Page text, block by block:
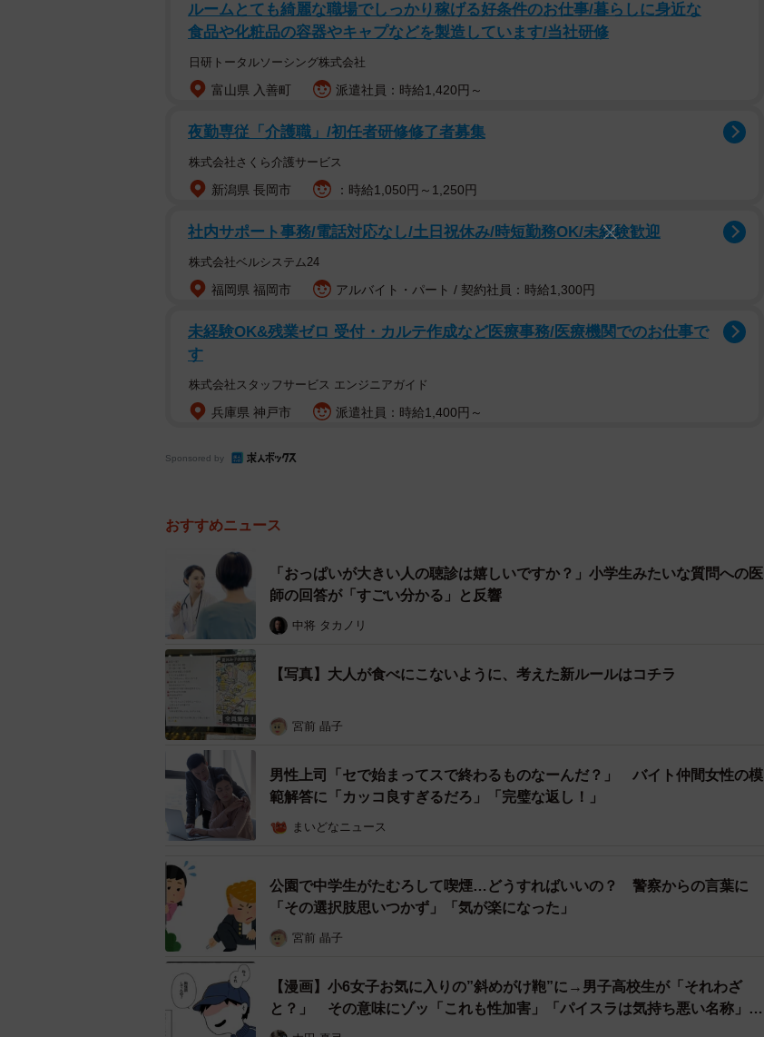
ルームとても綺麗な職場でしっかり稼げる好条件のお仕事/暮らしに身近な
食品や化粧品の容器やキャプなどを製造しています/当社研修
日研トータルソーシング株式会社
富山県 入善町 派遣社員：時給1,420円～
夜勤専従「介護職」/初任者研修修了者募集
株式会社さくら介護サービス
新潟県 長岡市 ：時給1,050円～1,250円
社内サポート事務/電話対応なし/土日祝休み/時短勤務OK/未経験歓迎
株式会社ベルシステム24
福岡県 福岡市 アルバイト・パート / 契約社員：時給1,300円
未経験OK&残業ゼロ 受付・カルテ作成など医療事務/医療機関でのお仕事で
す
株式会社スタッフサービス エンジニアガイド
兵庫県 神戸市 派遣社員：時給1,400円～
Sponsored by
おすすめニュース
「おっぱいが大きい人の聴診は嬉しいですか？」小学生みたいな質問への医
師の回答が「すごい分かる」と反響
中将 タカノリ
【写真】大人が食べにこないように、考えた新ルールはコチラ
宮前 晶子
男性上司「セで始まってスで終わるものなーんだ？」 バイト仲間女性の模
範解答に「カッコ良すぎるだろ」「完璧な返し！」
まいどなニュース
公園で中学生がたむろして喫煙…どうすればいいの？ 警察からの言葉に
「その選択肢思いつかず」「気が楽になった」
宮前 晶子
【漫画】小6女子お気に入りの”斜めがけ鞄”に→男子高校生が「それわざ
と？」 その意味にゾッ「これも性加害」「パイスラは気持ち悪い名称」経
験談も殺到